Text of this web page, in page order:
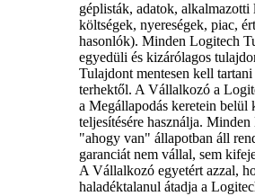
géplisták, adatok, alkalmazotti
költségek, nyereségek, piac,
hasonlók). Minden Logitech
egyedüli és kizárólagos
Tulajdont mentesen kell
terhektől. A Vállalkozó a
a Megállapodás keretein belül
teljesítésére használja.
"ahogy van" állapotban áll
garanciát nem vállal, sem
A Vállalkozó egyetért azzal,
haladéktalanul átadja a